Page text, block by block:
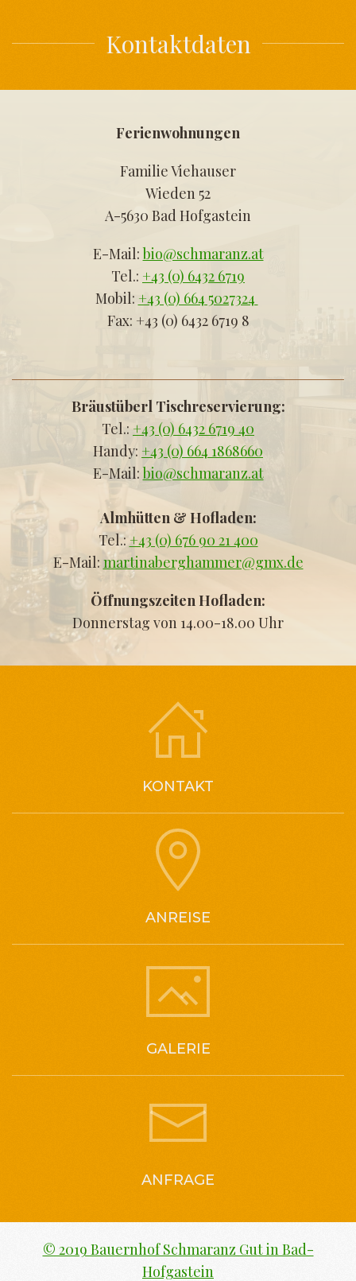
Kontaktdaten
Ferienwohnungen
Familie Viehauser
Wieden 52
A-5630 Bad Hofgastein
E-Mail:bio@schmaranz.at
Tel.: +43 (0) 6432 6719
Mobil: +43 (0) 664 5027324
Fax: +43 (0) 6432 6719 8
Bräustüberl Tischreservierung:
Tel.: +43 (0) 6432 6719 40
Handy: +43 (0) 664 1868660
E-Mail:bio@schmaranz.at
Almhütten & Hofladen:
Tel.: +43 (0) 676 90 21 400
E-Mail: martinaberghammer@gmx.de
Öffnungszeiten Hofladen:
Donnerstag von 14.00-18.00 Uhr
KONTAKT
ANREISE
GALERIE
ANFRAGE
© 2019 Bauernhof Schmaranz Gut in Bad-
Hofgastein